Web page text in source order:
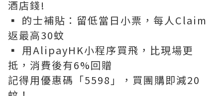
酒店錢!
▪️ 的士補貼：留低當日小票，每人Claim
返最高30蚊
▪️ 用AlipayHK小程序買飛，比現場更
抵，消費後有6%回贈
記得用優惠碼「5598」，買團購即減20